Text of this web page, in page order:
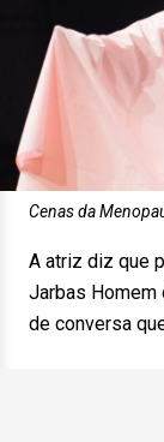
Cenas da
A atriz diz que
Jarbas Homem
de conversa